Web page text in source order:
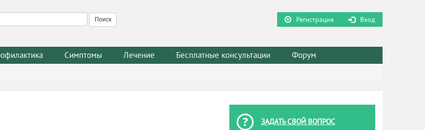
Регистрация Вход
Симптомы Лечение Бесплатные консультации Форум
ЗАДАТЬ СВОЙ ВОПРОС